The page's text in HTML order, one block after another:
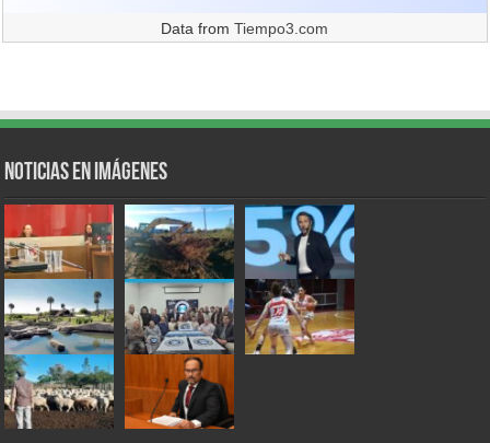
Data fromTiempo3.com
Noticias en Imágenes